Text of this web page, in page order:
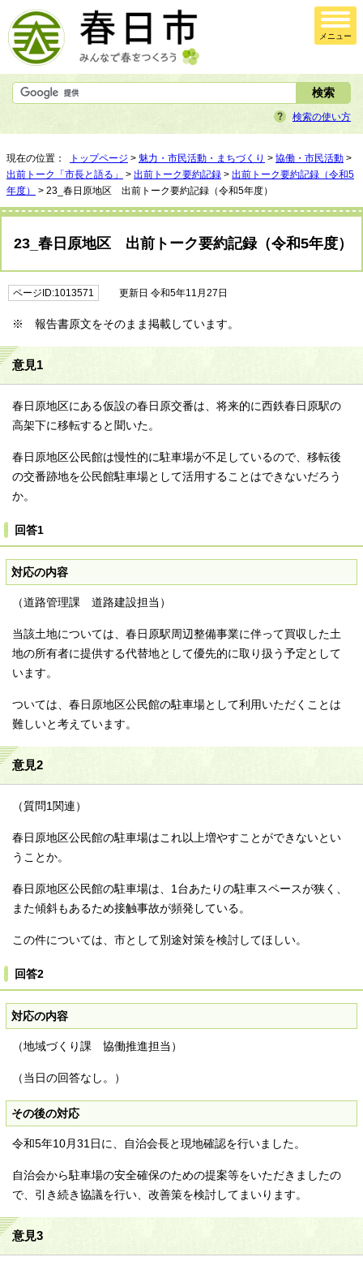
メニュー
検索の使い方
現在の位置： トップページ > 魅力・市民活動・まちづくり > 協働・市民活動 >
出前トーク「市長と語る」
> 出前トーク要約記録 > 出前トーク要約記録（令和5
年度）
> 23_春日原地区 出前トーク要約記録（令和5年度）
23_春日原地区 出前トーク要約記録（令和5年度）
ページID:1013571 更新日 令和5年11月27日
※ 報告書原文をそのまま掲載しています。
意見1
春日原地区にある仮設の春日原交番は、将来的に西鉄春日原駅の
高架下に移転すると聞いた。
春日原地区公民館は慢性的に駐車場が不足しているので、移転後
の交番跡地を公民館駐車場として活用することはできないだろう
か。
回答1
対応の内容
（道路管理課 道路建設担当）
当該土地については、春日原駅周辺整備事業に伴って買収した土
地の所有者に提供する代替地として優先的に取り扱う予定として
います。
ついては、春日原地区公民館の駐車場として利用いただくことは
難しいと考えています。
意見2
（質問1関連）
春日原地区公民館の駐車場はこれ以上増やすことができないとい
うことか。
春日原地区公民館の駐車場は、1台あたりの駐車スペースが狭く、
また傾斜もあるため接触事故が頻発している。
この件については、市として別途対策を検討してほしい。
回答2
対応の内容
（地域づくり課 協働推進担当）
（当日の回答なし。）
その後の対応
令和5年10月31日に、自治会長と現地確認を行いました。
自治会から駐車場の安全確保のための提案等をいただきましたの
で、引き続き協議を行い、改善策を検討してまいります。
意見3